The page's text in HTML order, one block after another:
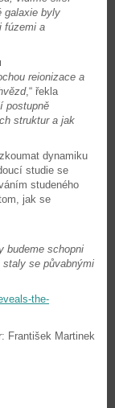
galaxie byly
fúzemi a
reionizace a
,“ řekla
postupně
struktur a jak
dynamiku
studie se
studeného
jak se
budeme schopni
se půvabnými
the-
František Martinek